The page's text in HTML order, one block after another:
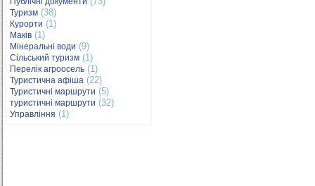
Туризм (38)
Курорти (1)
Маків (1)
Мінеральні води (9)
Сільський туризм (1)
Перелік агроосель (1)
Туристична афіша (22)
Туристичні маршрути (5)
туристичні маршрути (32)
Управління (1)